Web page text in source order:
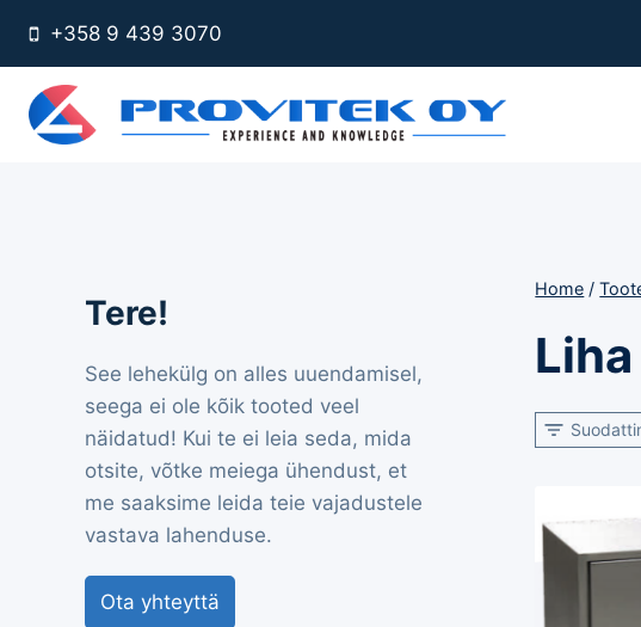
content
+358 9 439 3070
Home /
Liha
Tere!
See lehekülg on alles uuendamisel,
seega ei ole kõik tooted veel
näidatud! Kui te ei leia seda, mida
otsite, võtke meiega ühendust, et
me saaksime leida teie vajadustele
vastava lahenduse.
Ota yhteyttä